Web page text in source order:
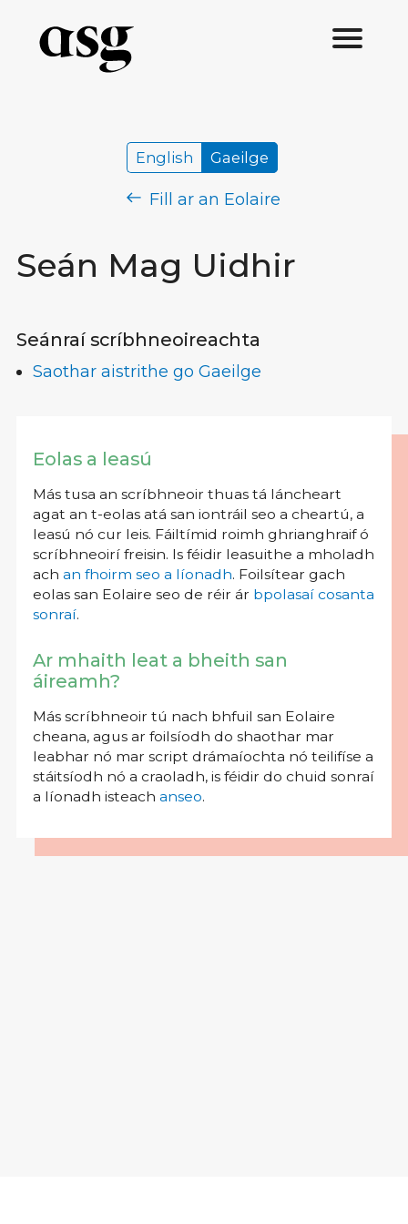
Seán Mag Uidhir
English Gaeilge
Fill ar an Eolaire
Seánraí scríbhneoireachta
Saothar aistrithe go Gaeilge
Eolas a leasú
Más tusa an scríbhneoir thuas tá láncheart
agat an t-eolas atá san iontráil seo a cheartú, a
leasú nó cur leis. Fáiltímid roimh ghrianghraif ó
scríbhneoirí freisin. Is féidir leasuithe a mholadh
ach an fhoirm seo a líonadh. Foilsítear gach
eolas san Eolaire seo de réir ár bpolasaí cosanta
sonraí.
Ar mhaith leat a bheith san
áireamh?
Más scríbhneoir tú nach bhfuil san Eolaire
cheana, agus ar foilsíodh do shaothar mar
leabhar nó mar script drámaíochta nó teilifíse a
stáitsíodh nó a craoladh, is féidir do chuid sonraí
a líonadh isteach anseo.